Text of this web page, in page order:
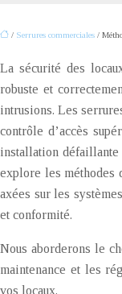
/ Serrures commerciales /
La sécurité des
robuste et
intrusions. Les
contrôle d’accès
installation
explore les méthodes
axées sur les
et conformité.
Nous aborderons le
maintenance et les
vos locaux.